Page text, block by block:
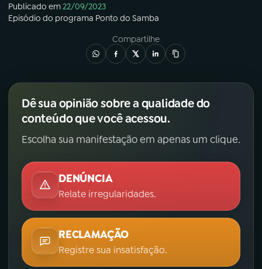
Publicado em22/09/2023
Episódio do programa Ponto do Samba
Compartilhe
Dê sua opinião sobre a qualidade do
conteúdo que você acessou.
Escolha sua manifestação em apenas um clique.
DENÚNCIA
Relate irregularidades.
RECLAMAÇÃO
Registre sua insatisfação.